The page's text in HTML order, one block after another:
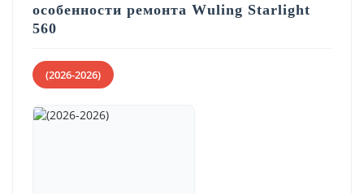
особенности ремонта Wuling Starlight
560
(2026-2026)